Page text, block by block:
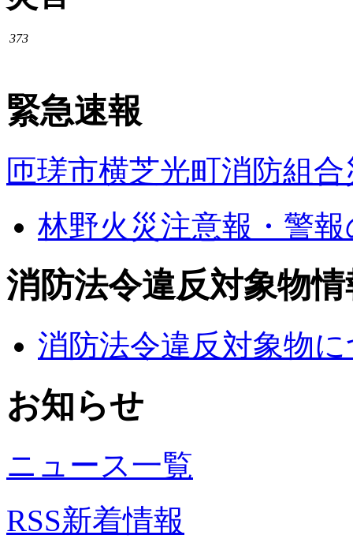
373
緊急速報
匝瑳市横芝光町消防組
林野火災注意報・警
消防法令違反対象物情
消防法令違反対象物
お知らせ
ニュース一覧
RSS新着情報